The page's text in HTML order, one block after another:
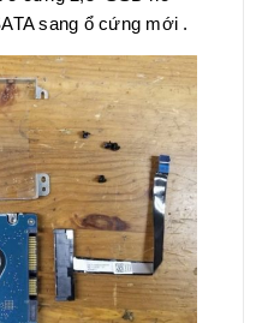
sang ổ cứng mới .